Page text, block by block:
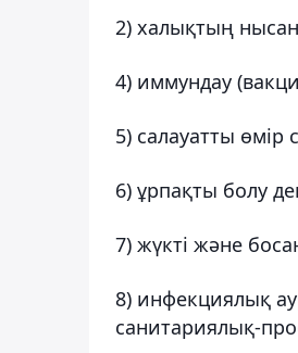
2) халықтың
4) иммундау
5) салауатты өмір
6) ұрпақты болу
7) жүкті және
8) инфекциялық
санитариялық-